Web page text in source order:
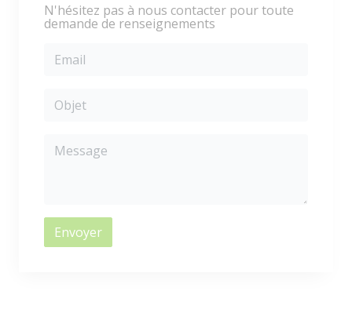
N'hésitez pas à nous contacter pour toute
demande de renseignements
Envoyer